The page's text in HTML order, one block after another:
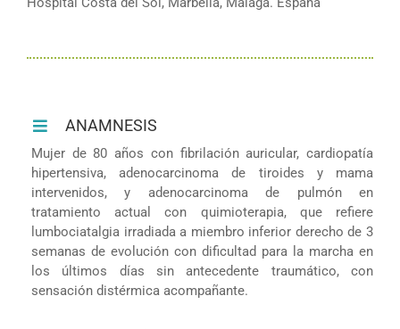
ANAMNESIS
Mujer de 80 años con fibrilación auricular, cardiopatía
hipertensiva, adenocarcinoma de tiroides y mama
intervenidos, y adenocarcinoma de pulmón en
tratamiento actual con quimioterapia, que refiere
lumbociatalgia irradiada a miembro inferior derecho de 3
semanas de evolución con dificultad para la marcha en
los últimos días sin antecedente traumático, con
sensación distérmica acompañante.